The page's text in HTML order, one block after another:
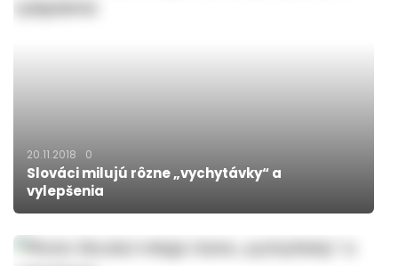
20.11.2018 0
Slováci milujú rôzne „vychytávky“ a
vylepšenia